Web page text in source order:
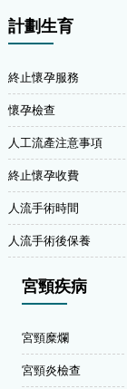
計劃生育
終止懷孕服務
懷孕檢查
人工流產注意事項
終止懷孕收費
人流手術時間
人流手術後保養
宮頸疾病
宮頸糜爛
宮頸炎檢查